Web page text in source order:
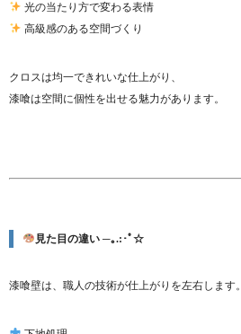
光の当たり方で変わる表情
高級感のある空間づくり
クロスは均一できれいな仕上がり、
漆喰は空間に個性を出せる魅力があります。
見た目の違い ─｡.:･ﾟ☆
漆喰壁は、職人の技術が仕上がりを左右します。